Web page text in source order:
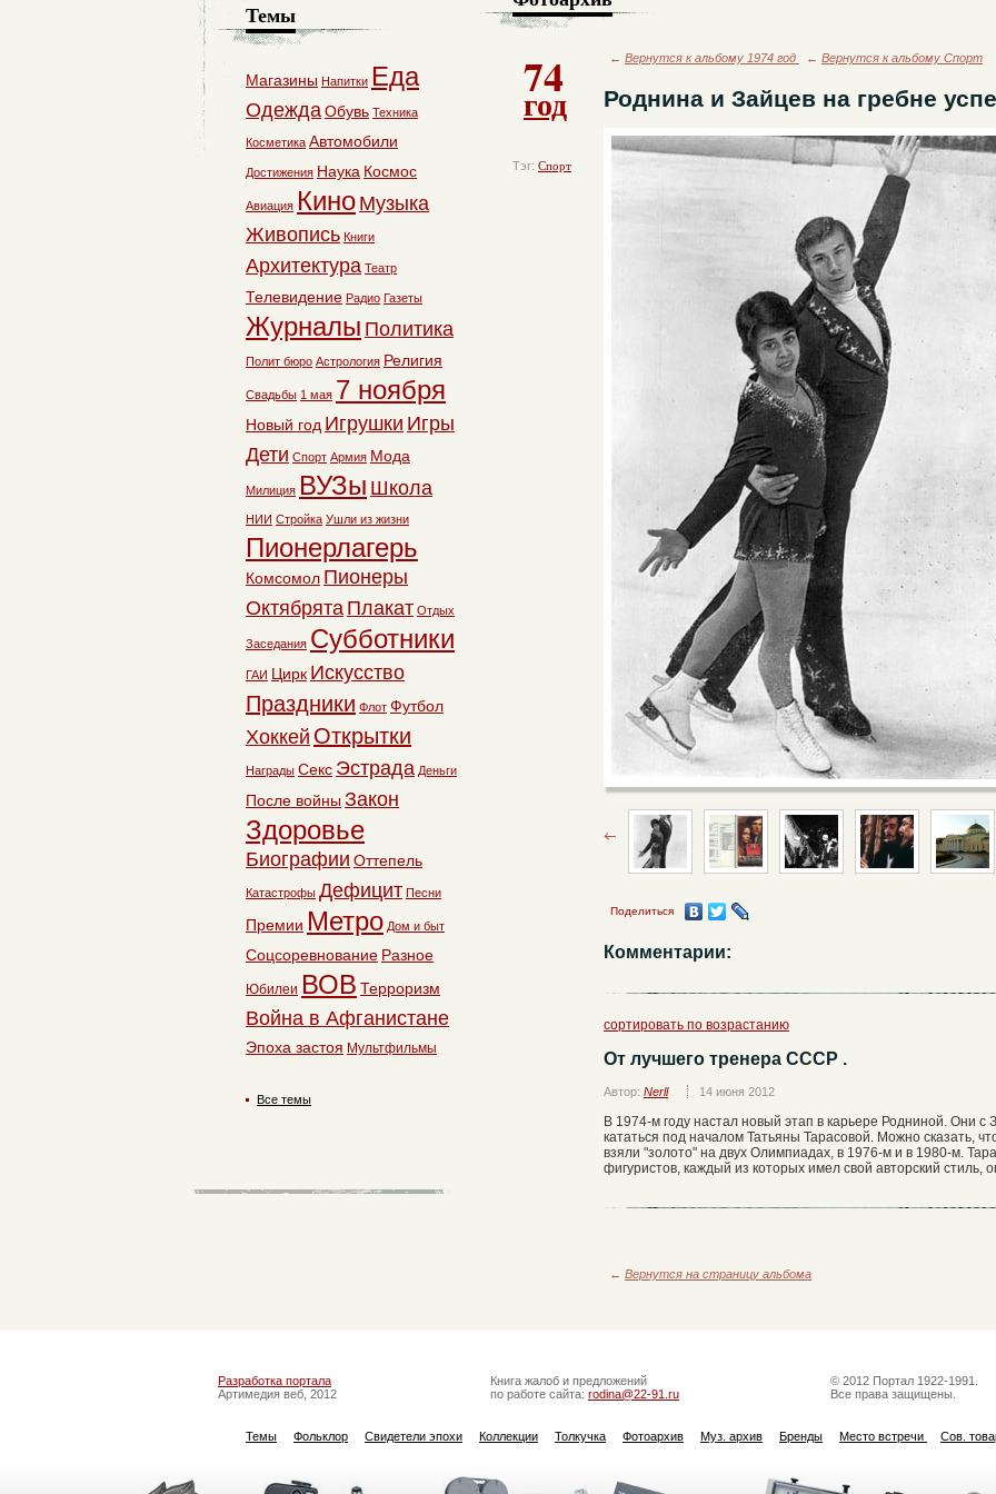
74
год
Тэг: Спорт
← Вернутся к альбому 1974 год ← Вернутся к альбому Спорт
Роднина и Зайцев на гребне
Поделиться
Комментарии:
сортировать по возрастанию
От лучшего тренера СССР .
Автор: Nerll 14 июня 2012
В 1974-м году настал новый этап в карьере Родниной. Они
кататься под началом Татьяны Тарасовой. Можно сказать,
взяли "золото" на двух Олимпиадах, в 1976-м и в 1980-м.
фигуристов, каждый из которых имел свой авторский стиль,
← Вернутся на страницу альбома
Темы
Магазины Напитки Еда
ОдеждаОбувь Техника
Косметика Автомобили
Достижения Наука Космос
Авиация Кино Музыка
Живопись Книги
Архитектура Театр
Телевидение Радио Газеты
Журналы Политика
Полит бюро Астрология Религия
Свадьбы 1 мая 7 ноября
Новый год Игрушки Игры
Дети Спорт Армия Мода
Милиция ВУЗы Школа
НИИ Стройка Ушли из жизни
Пионерлагерь
Комсомол Пионеры
Октябрята Плакат Отдых
Заседания Субботники
ГАИ Цирк Искусство
Праздники Флот Футбол
Хоккей Открытки
Награды Секс Эстрада Деньги
После войны Закон
Здоровье
Биографии Оттепель
Катастрофы Дефицит Песни
Премии Метро Дом и быт
Соцсоревнование Разное
Юбилеи ВОВ Терроризм
Война в Афганистане
Эпоха застоя Мультфильмы
Все темы
Разработка портала
Артимедия веб, 2012
Книга жалоб и предложений
по работе сайта: rodina@22-91.ru
© 2012 Портал 1922-1991.
Все права защищены.
Темы Фольклор Свидетели эпохи Коллекции Толкучка Фотоархив Муз. архив Бренды Место встречи Сов.